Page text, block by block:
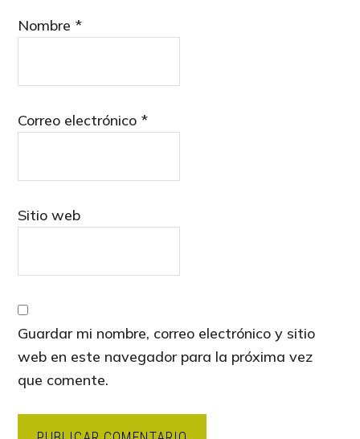
Nombre *
Correo electrónico *
Sitio web
Guardar mi nombre, correo electrónico y sitio
web en este navegador para la próxima vez
que comente.